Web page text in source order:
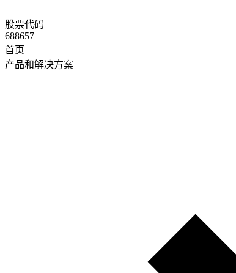
股票代码
688657
首页
产品和解决方案